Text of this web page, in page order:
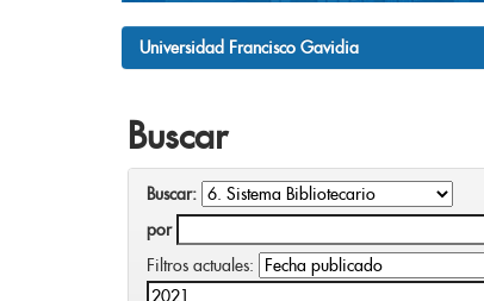
Universidad Francisco Gavidia
Buscar
Buscar:
por
Filtros actuales: